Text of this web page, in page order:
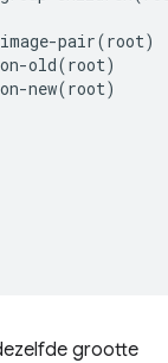
pair(root)
old(root)
new(root)
grootte